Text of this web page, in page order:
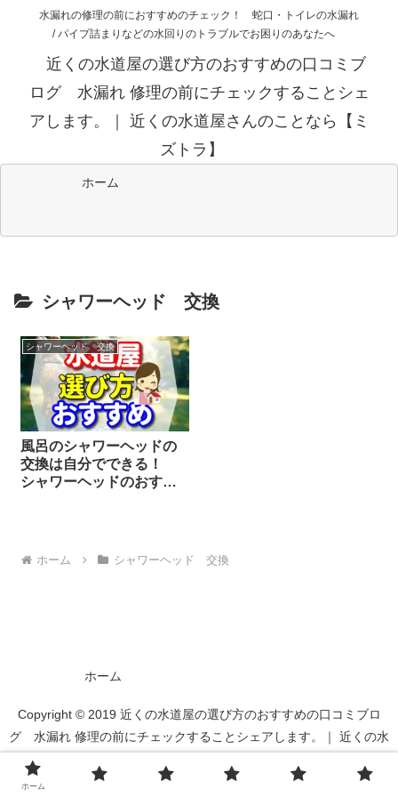
水漏れの修理の前におすすめのチェック！ 蛇口・トイレの水漏れ
/ パイプ詰まりなどの水回りのトラブルでお困りのあなたへ
近くの水道屋の選び方のおすすめの口コミブ
ログ 水漏れ 修理の前にチェックすることシェ
アします。｜ 近くの水道屋さんのことなら【ミ
ズトラ】
ホーム
シャワーヘッド 交換
シャワーヘッド 交換
風呂のシャワーヘッドの
交換は自分でできる！
シャワーヘッドのおすす
ホーム シャワーヘッド 交換
ホーム
Copyright © 2019 近くの水道屋の選び方のおすすめの口コミブロ
グ 水漏れ 修理の前にチェックすることシェアします。｜ 近くの水
ホーム